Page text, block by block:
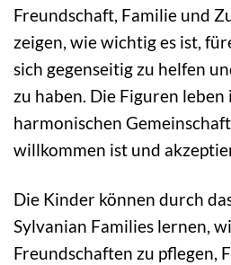
Freundschaft, Familie und
zeigen, wie wichtig es ist,
sich gegenseitig zu helfen
zu haben. Die Figuren leben
harmonischen
willkommen ist und
Die Kinder können durch
Sylvanian Families lernen,
Freundschaften zu pflegen,